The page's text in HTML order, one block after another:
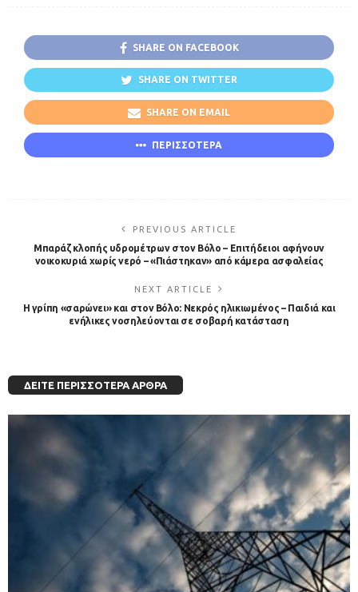
SHARE ON FACEBOOK
SHARE ON TWITTER
SHARE ON EMAIL
ΠΕΡΙΣΣΟΤΕΡΑ
PREVIOUS ARTICLE
Mπαράζ κλοπής υδρομέτρων στον Βόλο – Επιτήδειοι αφήνουν
νοικοκυριά χωρίς νερό – «Πιάστηκαν» από κάμερα ασφαλείας
NEXT ARTICLE
Η γρίπη «σαρώνει» και στον Βόλο: Νεκρός ηλικιωμένος – Παιδιά και
ενήλικες νοσηλεύονται σε σοβαρή κατάσταση
ΔΕΊΤΕ ΠΕΡΙΣΣΌΤΕΡΑ ΆΡΘΡΑ